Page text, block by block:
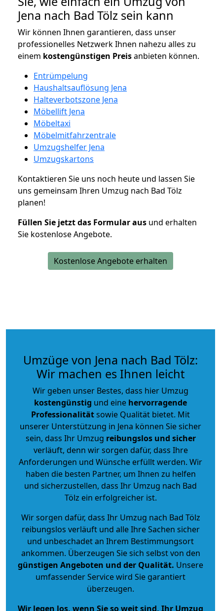
Jena nach Bad Tölz sein kann
Wir können Ihnen garantieren, dass unser
professionelles Netzwerk Ihnen nahezu alles zu
einem kostengünstigen Preisanbieten können.
Entrümpelung
Haushaltsauflösung Jena
Halteverbotszone Jena
Möbellift Jena
Möbeltaxi
Möbelmitfahrzentrale
Umzugshelfer Jena
Umzugskartons
Kontaktieren Sie uns noch heute und lassen Sie
uns gemeinsam Ihren Umzug nach Bad Tölz
planen!
Füllen Sie jetzt das Formular aus und erhalten
Sie kostenlose Angebote.
Kostenlose Angebote erhalten
Umzüge von Jena nach Bad Tölz:
Wir machen es Ihnen leicht
Wir geben unser Bestes, dass hier Umzug
kostengünstig und eine hervorragende
Professionalitätsowie Qualität bietet. Mit
unserer Unterstützung in Jena können Sie sicher
sein, dass Ihr Umzug reibungslos und sicher
verläuft, denn wir sorgen dafür, dass Ihre
Anforderungen und Wünsche erfüllt werden. Wir
haben die besten Partner, um Ihnen zu helfen
und sicherzustellen, dass Ihr Umzug nach Bad
Tölz ein erfolgreicher ist.
Wir sorgen dafür, dass Ihr Umzug nach Bad Tölz
reibungslos verläuft und alle Ihre Sachen sicher
und unbeschadet an Ihrem Bestimmungsort
ankommen. Überzeugen Sie sich selbst von den
günstigen Angeboten und der Qualität. Unsere
umfassender Service wird Sie garantiert
überzeugen.
Wir legen los, wenn Sie so weit sind, Ihr Umzug